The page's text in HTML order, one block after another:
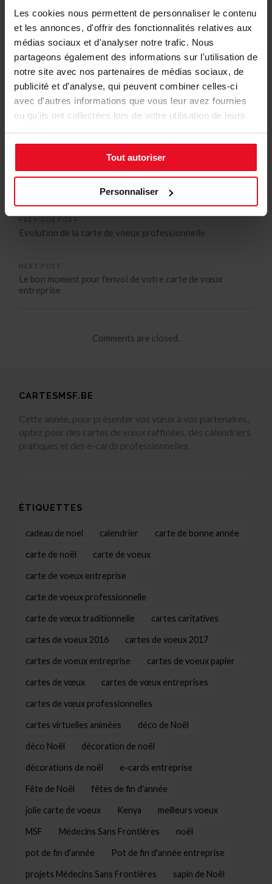
Les cookies nous permettent de personnaliser le contenu
et les annonces, d'offrir des fonctionnalités relatives aux
médias sociaux et d'analyser notre trafic. Nous
partageons également des informations sur l'utilisation de
notre site avec nos partenaires de médias sociaux, de
publicité et d'analyse, qui peuvent combiner celles-ci
avec d'autres informations que vous leur avez fournies
ou qu'ils ont collectées lors de votre utilisation de leurs
Tout autoriser
Personnaliser
Jan Jonckheere, administrateur délégué de Buromac,
devant le bidonville de Kibera
Evolution de la carte de voeux professionnelle
NEXT POST
Le bon moment pour l’envoi de votre carte de vœux
entreprise
Comments are closed.
CARTESMSF.BE
Cette année, pour présenter vos vœux à vos partenaires,
optez pour des cartes de vœux raffinées, des calendriers
pratiques et des e-cards professionnelles.
ÉTIQUETTES
cadeau de noel calendrier carte de bonne année
carte de noël carte de voeux
carte de voeux entreprise
carte de voeux professionnelle
carte de vœux traditionnelle cartes caritatives
cartes de voeux 2016 cartes de voeux 2017
cartes de voeux entreprise cartes de voeux papier
cartes de vœux cartes de vœux entreprises
cartes de vœux professionnelles
cartes virtuelles animées déco de Noël
déco Noël décoration de noël
décorations de noël e-cards entreprise
Fête de Noël fêtes de fin d'année
jolie carte de voeux Kenya meilleurs voeux
MSF Médecins Sans Frontières noël
pot de fin d'année Pot de fin d'année entreprise
projets Médecins Sans Frontières sapin de Noël